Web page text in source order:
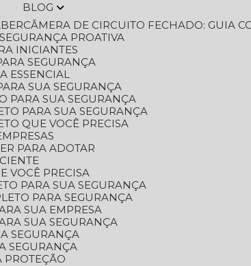
BLOG
CÂMERA DE CIRCUITO FECHADO: GUIA
PROATIVA
INICIANTES
SEGURANÇA
ESSENCIAL
SUA SEGURANÇA
PARA SUA SEGURANÇA
PARA SUA SEGURANÇA
QUE VOCÊ PRECISA
PARA ADOTAR
VOCÊ PRECISA
PARA SUA SEGURANÇA
PARA SEGURANÇA
SUA EMPRESA
SUA SEGURANÇA
SEGURANÇA
SEGURANÇA
PROTEÇÃO